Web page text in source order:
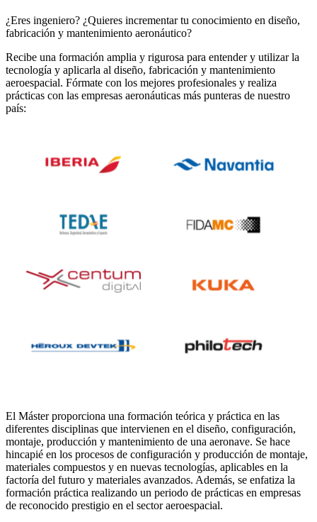
¿Eres ingeniero? ¿Quieres incrementar tu conocimiento en diseño,
fabricación y mantenimiento aeronáutico?
Recibe una formación amplia y rigurosa para entender y utilizar la
tecnología y aplicarla al diseño, fabricación y mantenimiento
aeroespacial. Fórmate con los mejores profesionales y realiza
prácticas con las empresas aeronáuticas más punteras de nuestro
país:
El Máster proporciona una formación teórica y práctica en las
diferentes disciplinas que intervienen en el diseño, configuración,
montaje, producción y mantenimiento de una aeronave. Se hace
hincapié en los procesos de configuración y producción de montaje,
materiales compuestos y en nuevas tecnologías, aplicables en la
factoría del futuro y materiales avanzados. Además, se enfatiza la
formación práctica realizando un periodo de prácticas en empresas
de reconocido prestigio en el sector aeroespacial.